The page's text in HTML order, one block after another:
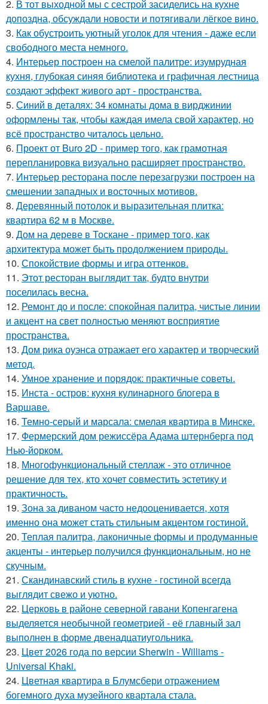
2. В тот выходной мы с сестрой засиделись на кухне
допоздна, обсуждали новости и потягивали лёгкое вино.
3. Как обустроить уютный уголок для чтения - даже если
свободного места немного.
4. Интерьер построен на смелой палитре: изумрудная
кухня, глубокая синяя библиотека и графичная лестница
создают эффект живого арт - пространства.
5. Синий в деталях: 34 комнаты дома в вирджинии
оформлены так, чтобы каждая имела свой характер, но
всё пространство читалось цельно.
6. Проект от Buro 2D - пример того, как грамотная
перепланировка визуально расширяет пространство.
7. Интерьер ресторана после перезагрузки построен на
смешении западных и восточных мотивов.
8. Деревянный потолок и выразительная плитка:
квартира 62 м в Москве.
9. Дом на дереве в Тоскане - пример того, как
архитектура может быть продолжением природы.
10. Спокойствие формы и игра оттенков.
11. Этот ресторан выглядит так, будто внутри
поселилась весна.
12. Ремонт до и после: спокойная палитра, чистые линии
и акцент на свет полностью меняют восприятие
пространства.
13. Дом рика оуэнса отражает его характер и творческий
метод.
14. Умное хранение и порядок: практичные советы.
15. Инста - остров: кухня кулинарного блогера в
Варшаве.
16. Темно-серый и марсала: смелая квартира в Минске.
17. Фермерский дом режиссёра Адама штернберга под
Нью-йорком.
18. Многофункциональный стеллаж - это отличное
решение для тех, кто хочет совместить эстетику и
практичность.
19. Зона за диваном часто недооценивается, хотя
именно она может стать стильным акцентом гостиной.
20. Теплая палитра, лаконичные формы и продуманные
акценты - интерьер получился функциональным, но не
скучным.
21. Скандинавский стиль в кухне - гостиной всегда
выглядит свежо и уютно.
22. Церковь в районе северной гавани Копенгагена
выделяется необычной геометрией - её главный зал
выполнен в форме двенадцатиугольника.
23. Цвет 2026 года по версии Sherwin - Williams -
Universal Khaki.
24. Цветная квартира в Блумсбери отражением
богемного духа музейного квартала стала.